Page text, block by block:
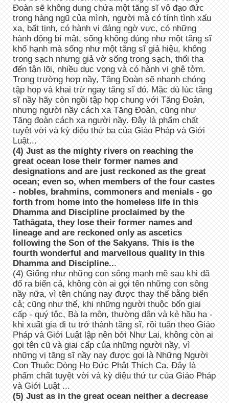
Đoàn sẽ không dung chứa một tăng sĩ vô đạo đức
trong hàng ngũ của mình, người mà có tính tình xấu
xa, bất tịnh, có hành vi đáng ngờ vực, có những
hành động bí mật, sống không đúng như một tăng sĩ
khổ hạnh mà sống như một tăng sĩ giả hiệu, không
trong sạch nhưng giả vờ sống trong sạch, thối tha
đến tận lõi, nhiều dục vọng và có hành vi ghê tởm.
Trong trường hợp nầy, Tăng Đoàn sẽ nhanh chóng
tập họp và khai trừ ngay tăng sĩ đó. Mặc dù lúc tăng
sĩ nầy hãy còn ngồi tập họp chung với Tăng Đoàn,
nhưng người nầy cách xa Tăng Đoàn, cũng như
Tăng đoàn cách xa người nầy. Đây là phẩm chất
tuyệt vời và kỳ diệu thứ ba của Giáo Pháp và Giới
Luật...
(4) Just as the mighty rivers on reaching the
great ocean lose their former names and
designations and are just reckoned as the great
ocean; even so, when members of the four castes
- nobles, brahmins, commoners and menials - go
forth from home into the homeless life in this
Dhamma and Discipline proclaimed by the
Tathāgata, they lose their former names and
lineage and are reckoned only as ascetics
following the Son of the Sakyans. This is the
fourth wonderful and marvellous quality in this
Dhamma and Discipline...
(4) Giống như những con sông mạnh mẽ sau khi đã
đổ ra biển cả, không còn ai gọi tên những con sông
nầy nữa, vì tên chúng nay được thay thế bằng biển
cả; cũng như thế, khi những người thuộc bốn giai
cấp - quý tộc, Bà la môn, thường dân và kẻ hầu hạ -
khi xuất gia đi tu trở thành tăng sĩ, rồi tuân theo Giáo
Pháp và Giới Luật lập nên bởi Như Lai, không còn ai
gọi tên cũ và giai cấp của những người nầy, vì
những vị tăng sĩ nầy nay được gọi là Những Người
Con Thuộc Dòng Họ Đức Phật Thích Ca. Đây là
phẩm chất tuyệt vời và kỳ diệu thứ tư của Giáo Pháp
và Giới Luật ...
(5) Just as in the great ocean neither a decrease